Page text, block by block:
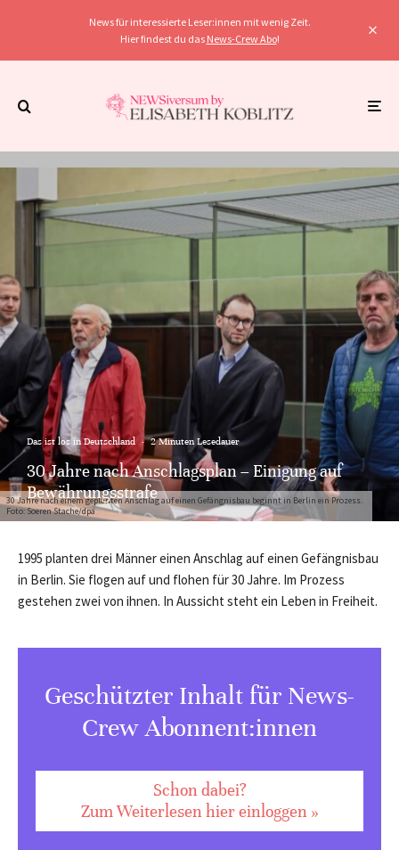
News für interessierte Leser:innen mit wenig Zeit.
Hier findest du das News-Crew Abo!
30 Jahre nach einem geplanten Anschlag auf einen Gefängnisbau beginnt in Berlin ein Prozess.
Foto: Soeren Stache/dpa
Das ist los in Deutschland · 2 Minuten Lesedauer
30 Jahre nach Anschlagsplan – Einigung auf
Bewährungsstrafe
1995 planten drei Männer einen Anschlag auf einen Gefängnisbau
in Berlin. Sie flogen auf und flohen für 30 Jahre. Im Prozess
gestehen zwei von ihnen. In Aussicht steht ein Leben in Freiheit.
Geschützter Inhalt für News-
Crew Abonnent:innen
Schon dabei?
Zum Weiterlesen hier einloggen »